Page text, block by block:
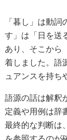
「暮し」は動
す」は「日を送
あり、そこから
着しました。語
ュアンスを持ち
語源の話は解釈
定義や用例は辞
最終的な判断は
を参照するのが